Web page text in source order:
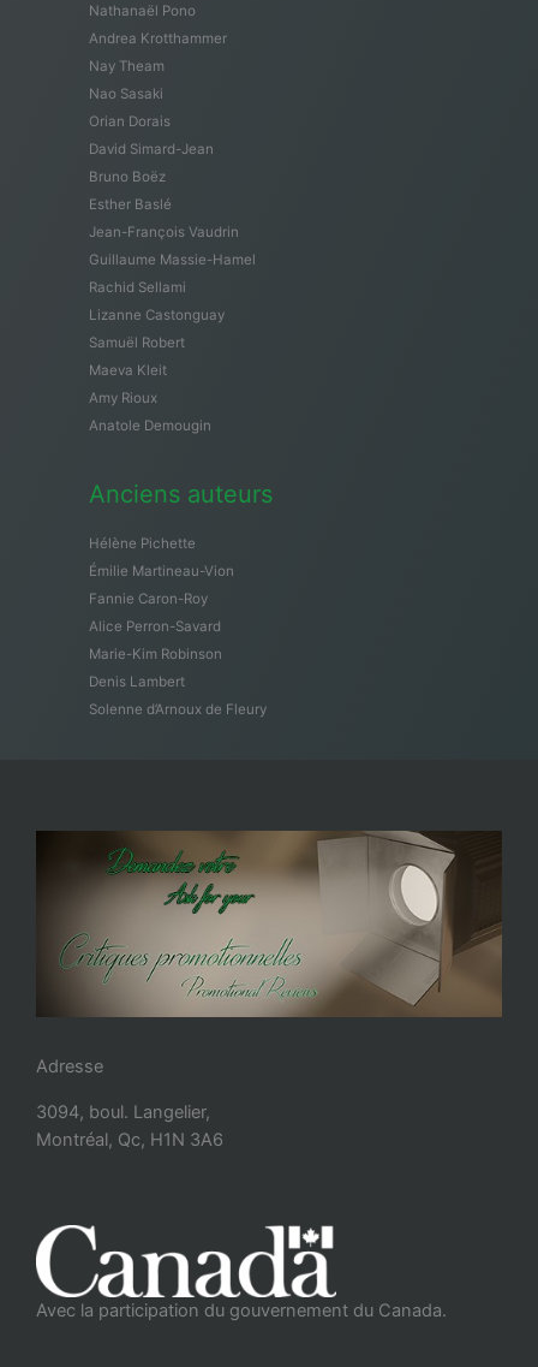
Nathanaël Pono
Andrea Krotthammer
Nay Theam
Nao Sasaki
Orian Dorais
David Simard-Jean
Bruno Boëz
Esther Baslé
Jean-François Vaudrin
Guillaume Massie-Hamel
Rachid Sellami
Lizanne Castonguay
Samuël Robert
Maeva Kleit
Amy Rioux
Anatole Demougin
Anciens auteurs
Hélène Pichette
Émilie Martineau-Vion
Fannie Caron-Roy
Alice Perron-Savard
Marie-Kim Robinson
Denis Lambert
Solenne d’Arnoux de Fleury
Adresse
3094, boul. Langelier,
Montréal, Qc, H1N 3A6
Avec la participation du gouvernement du Canada.